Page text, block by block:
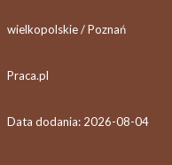
wielkopolskie / Poznań
Praca.pl
Data dodania: 2026-08-04